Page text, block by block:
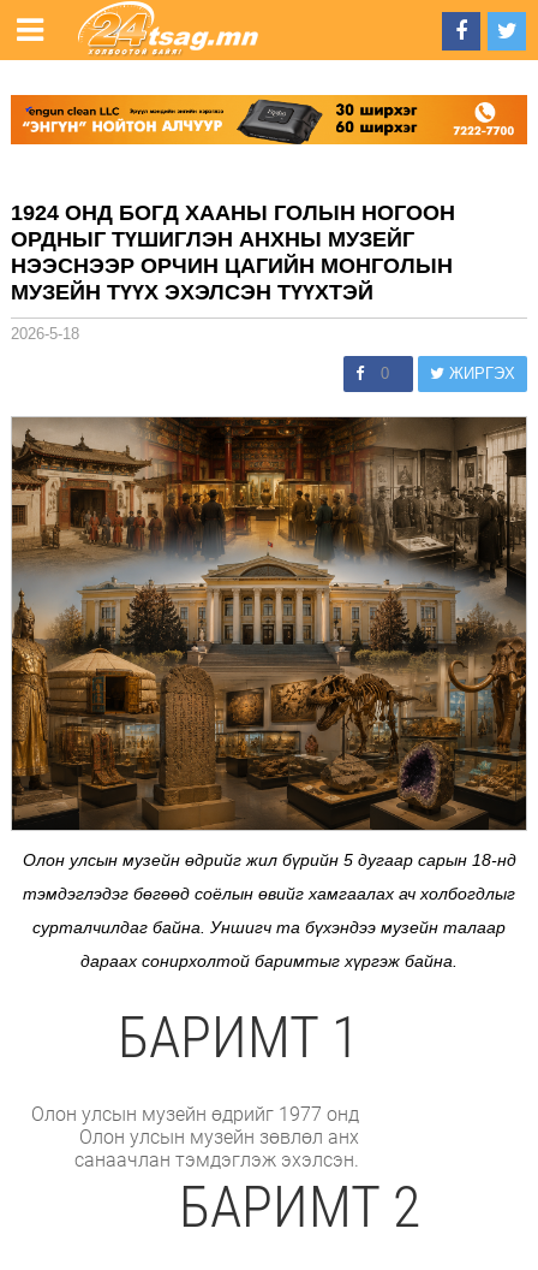
1924 ОНД БОГД ХААНЫ ГОЛЫН НОГООН
ОРДНЫГ ТҮШИГЛЭН АНХНЫ МУЗЕЙГ
НЭЭСНЭЭР ОРЧИН ЦАГИЙН МОНГОЛЫН
МУЗЕЙН ТҮҮХ ЭХЭЛСЭН ТҮҮХТЭЙ
2026-5-18
0 ЖИРГЭХ
Олон улсын музейн өдрийг жил бүрийн 5 дугаар сарын 18-нд
тэмдэглэдэг бөгөөд соёлын өвийг хамгаалах ач холбогдлыг
сурталчилдаг байна. Уншигч та бүхэндээ музейн талаар
дараах сонирхолтой баримтыг хүргэж байна.
БАРИМТ 1
Олон улсын музейн өдрийг 1977 онд
Олон улсын музейн зөвлөл анх
санаачлан тэмдэглэж эхэлсэн.
БАРИМТ 2